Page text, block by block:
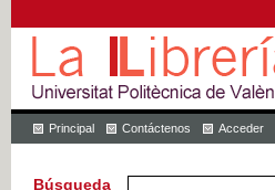
Principal Contáctenos Acceder
Búsqueda